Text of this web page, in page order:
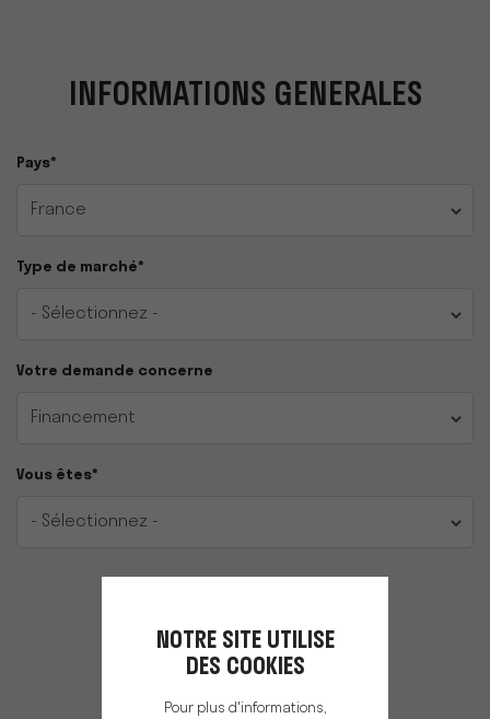
INFORMATIONS GÉNÉRALES
Pays*
Type de marché*
Votre demande concerne
Vous êtes*
NOTRE SITE UTILISE
DES COOKIES
Pour plus d'informations,